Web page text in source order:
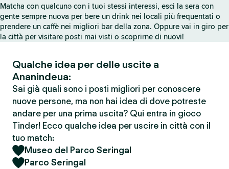
Matcha con qualcunə con i tuoi stessi interessi, esci la sera con
gente sempre nuova per bere un drink nei locali più frequentati o
prendere un caffè nei migliori bar della zona. Oppure vai in giro per
la città per visitare posti mai visti o scoprirne di nuovi!
Qualche idea per delle uscite a
Ananindeua:
Sai già quali sono i posti migliori per conoscere
nuove persone, ma non hai idea di dove potreste
andare per una prima uscita? Qui entra in gioco
Tinder! Ecco qualche idea per uscire in città con il
tuo match:
Museo del Parco Seringal
Parco Seringal